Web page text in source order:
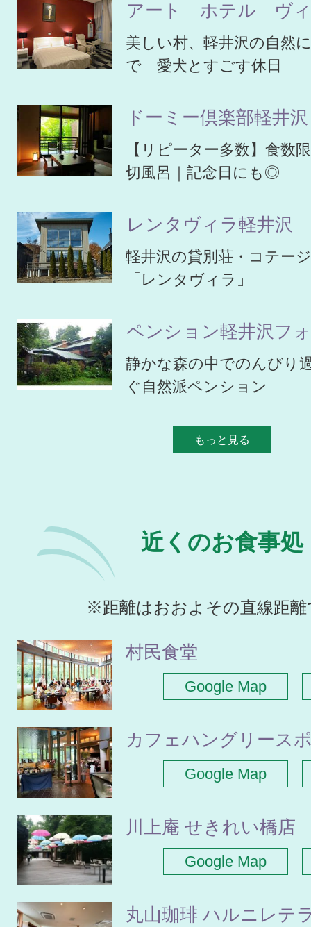
アート ホテル ヴィ
美しい村、軽井沢の自然
で 愛犬とすごす休日
ドーミー倶楽部軽井沢
【リピーター多数】食数
切風呂｜記念日にも◎
レンタヴィラ軽井沢
軽井沢の貸別荘・コテー
「レンタヴィラ」
ペンション軽井沢フ
静かな森の中でのんびり
ぐ自然派ペンション
もっと見る
近くのお食事処
※距離はおおよその直線距離
村民食堂
Google Map
カフェハングリース
Google Map
川上庵 せきれい橋店
Google Map
丸山珈琲 ハルニレテ